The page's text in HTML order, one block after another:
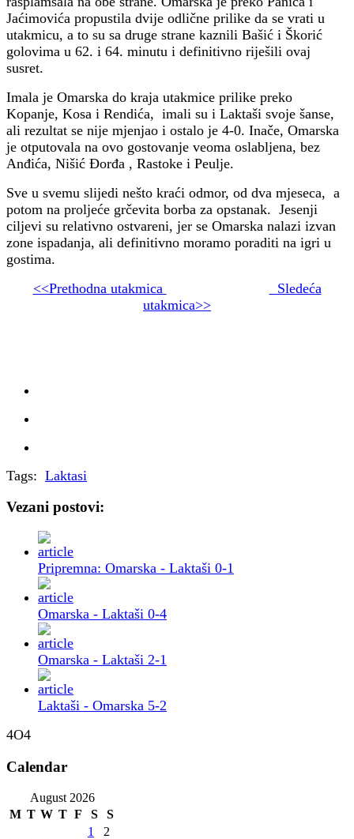
Jaćimovića propustila dvije odlične prilike da se vrati u
utakmicu, a to su sa druge strane kaznili Bašić i Škorić
golovima u 62. i 64. minutu i definitivno riješili ovaj
susret.
Imala je Omarska do kraja utakmice prilike preko
Kopanje, Kosa i Rendića, imali su i Laktaši svoje šanse,
ali rezultat se nije mjenjao i ostalo je 4-0. Inače, Omarska
je otputovala na ovo gostovanje veoma oslabljena, bez
Anđića, Nišić Đorđa , Rastoke i Peulje.
Sve u svemu slijedi nešto kraći odmor, od dva mjeseca, a
potom na proljeće grčevita borba za opstanak. Jesenji
ciljevi su relativno ostvareni, jer se Omarska nalazi izvan
zone ispadanja, ali definitivno moramo poraditi na igri u
gostima.
<<Prethodna utakmica
Sledeća
utakmica>>
Tags: Laktasi
Vezani postovi:
Pripremna: Omarska - Laktaši 0-1
Omarska - Laktaši 0-4
Omarska - Laktaši 2-1
Laktaši - Omarska 5-2
4O4
Calendar
August 2026
M T W T F S S
1
2